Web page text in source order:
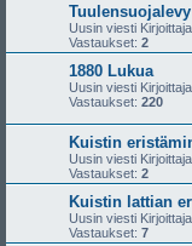
Uusin viesti Kirjoittaja
Vastaukset: 2
1880 Lukua
Uusin viesti Kirjoittaja
Vastaukset: 220
Kuistin
Uusin viesti Kirjoittaja
Vastaukset: 2
Kuistin lattian
Uusin viesti Kirjoittaja
Vastaukset: 7